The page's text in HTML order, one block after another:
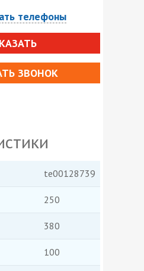
телефоны
ЗВОНОК
te00128739
250
380
100